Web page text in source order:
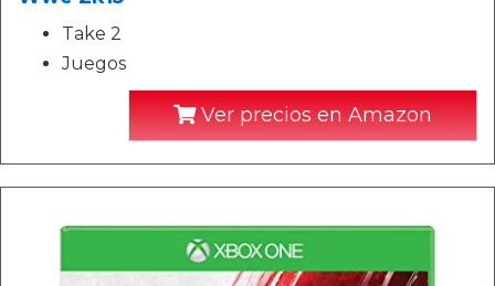
Take 2
Juegos
Ver precios en Amazon